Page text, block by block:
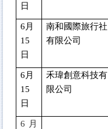
日
6 月
15
日
南和國際旅行社
有限公司
6 月
15
日
禾瑋創意科技有
限公司
6 月